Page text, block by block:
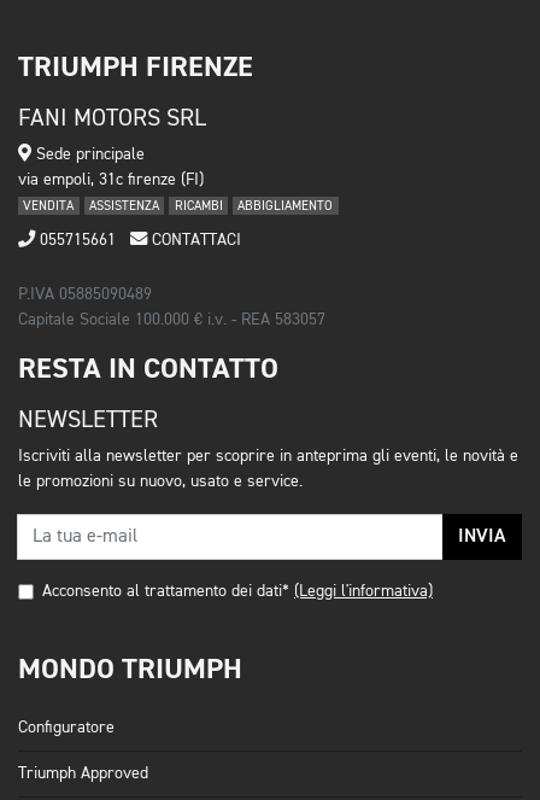
TRIUMPH FIRENZE
FANI MOTORS SRL
Sede principale
via empoli, 31c firenze (FI)
VENDITA ASSISTENZA RICAMBI ABBIGLIAMENTO
055715661 CONTATTACI
P.IVA 05885090489
Capitale Sociale 100.000 € i.v. - REA 583057
RESTA IN CONTATTO
NEWSLETTER
Iscriviti alla newsletter per scoprire in anteprima gli eventi, le novità e
le promozioni su nuovo, usato e service.
INVIA
Acconsento al trattamento dei dati* (Leggi l'informativa)
MONDO TRIUMPH
Configuratore
Triumph Approved